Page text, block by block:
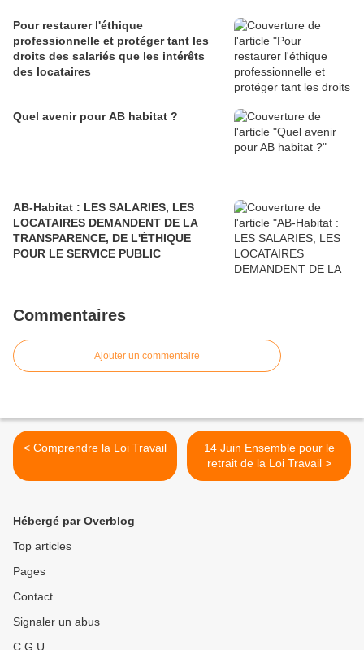
Pour restaurer l'éthique
professionnelle et protéger tant les
droits des salariés que les intérêts
des locataires
Quel avenir pour AB habitat ?
AB-Habitat : LES SALARIES, LES
LOCATAIRES DEMANDENT DE LA
TRANSPARENCE, DE L'ÉTHIQUE
POUR LE SERVICE PUBLIC
Commentaires
Ajouter un commentaire
< Comprendre la Loi Travail
14 Juin Ensemble pour le
retrait de la Loi Travail >
Hébergé par Overblog
Top articles
Pages
Contact
Signaler un abus
C.G.U.